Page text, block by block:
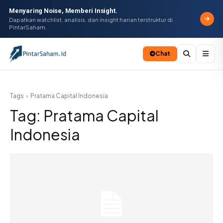
Menyaring Noise, Memberi Insight.
Dapatkan watchlist, analisis, dan insight harian terstruktur di
PintarSaham.
Chat
Tags
Pratama Capital Indonesia
Tag: Pratama Capital
Indonesia